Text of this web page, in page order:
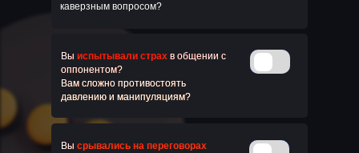
каверзным вопросом?
Вы испытывали страх в общении с
оппонентом?
Вам сложно противостоять
давлению и манипуляциям?
Вы срывались на переговорах